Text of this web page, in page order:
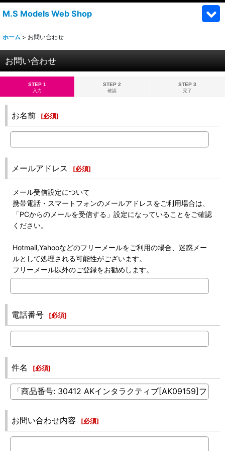
M.S Models Web Shop
ホーム > お問い合わせ
お問い合わせ
STEP 1
入力
STEP 2
確認
STEP 3
完了
お名前 [必須]
メールアドレス [必須]
メール受信設定について
携帯電話・スマートフォンのメールアドレスをご利用場合は、
「PCからのメールを受信する」設定になっていることをご確認
ください。
Hotmail,Yahooなどのフリーメールをご利用の場合、迷惑メー
ルとして処理される可能性がございます。
フリーメール以外のご登録をお勧めします。
電話番号 [必須]
件名 [必須]
お問い合わせ内容 [必須]